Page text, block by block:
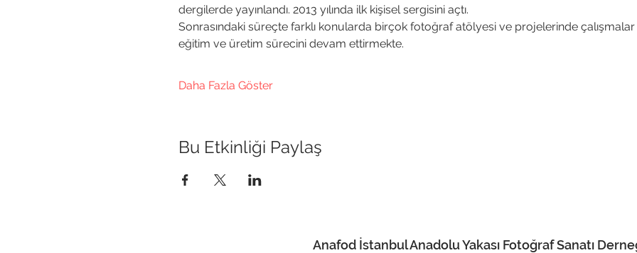
dergilerde yayınlandı. 2013 yılında ilk kişisel sergisini açtı.
Sonrasındaki süreçte farklı konularda birçok fotoğraf atölyesi ve projelerinde
eğitim ve üretim sürecini devam ettirmekte.
Daha Fazla Göster
Bu Etkinliği Paylaş
Anafod İstanbul Anadolu Yakası Fotoğraf Sanatı